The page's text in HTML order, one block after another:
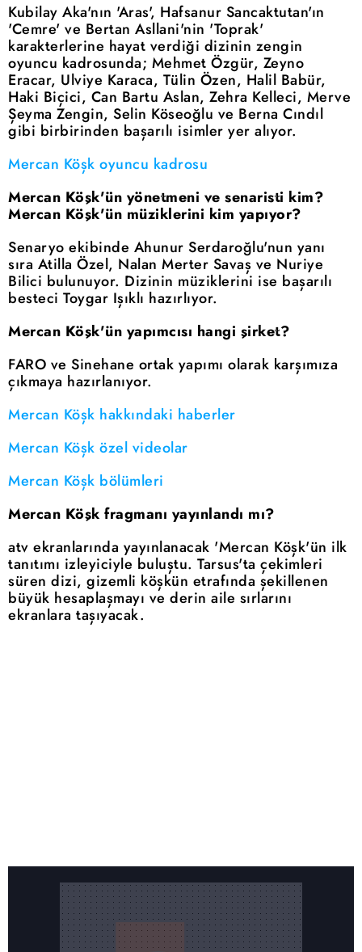
Kubilay Aka'nın 'Aras', Hafsanur Sancaktutan'ın
'Cemre' ve Bertan Asllani'nin 'Toprak'
karakterlerine hayat verdiği dizinin zengin
oyuncu kadrosunda; Mehmet Özgür, Zeyno
Eracar, Ulviye Karaca, Tülin Özen, Halil Babür,
Haki Biçici, Can Bartu Aslan, Zehra Kelleci, Merve
Şeyma Zengin, Selin Köseoğlu ve Berna Cındıl
gibi birbirinden başarılı isimler yer alıyor.
Mercan Köşk oyuncu kadrosu
Mercan Köşk'ün yönetmeni ve senaristi kim?
Mercan Köşk'ün müziklerini kim yapıyor?
Senaryo ekibinde Ahunur Serdaroğlu'nun yanı
sıra Atilla Özel, Nalan Merter Savaş ve Nuriye
Bilici bulunuyor. Dizinin müziklerini ise başarılı
besteci Toygar Işıklı hazırlıyor.
Mercan Köşk'ün yapımcısı hangi şirket?
FARO ve Sinehane ortak yapımı olarak karşımıza
çıkmaya hazırlanıyor.
Mercan Köşk hakkındaki haberler
Mercan Köşk özel videolar
Mercan Köşk bölümleri
Mercan Köşk fragmanı yayınlandı mı?
atv ekranlarında yayınlanacak 'Mercan Köşk'ün ilk
tanıtımı izleyiciyle buluştu. Tarsus'ta çekimleri
süren dizi, gizemli köşkün etrafında şekillenen
büyük hesaplaşmayı ve derin aile sırlarını
ekranlara taşıyacak.